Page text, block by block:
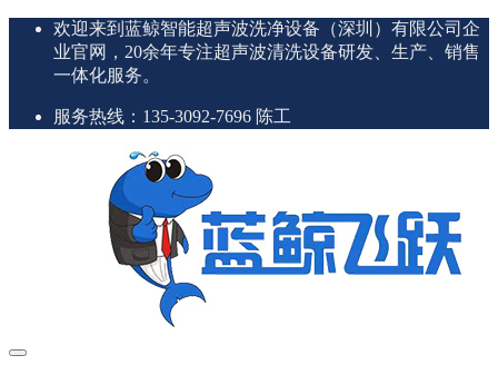
欢迎来到蓝鲸智能超声波洗净设备（深圳）有限公司企
业官网，20余年专注超声波清洗设备研发、生产、销售
一体化服务。
服务热线：135-3092-7696 陈工